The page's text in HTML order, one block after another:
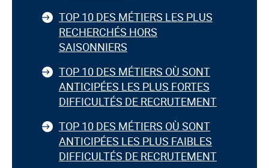
TOP 10 DES MÉTIERS LES PLUS
RECHERCHÉS HORS
SAISONNIERS
TOP 10 DES MÉTIERS OÙ SONT
ANTICIPÉES LES PLUS FORTES
DIFFICULTÉS DE RECRUTEMENT
TOP 10 DES MÉTIERS OÙ SONT
ANTICIPÉES LES PLUS FAIBLES
DIFFICULTÉS DE RECRUTEMENT